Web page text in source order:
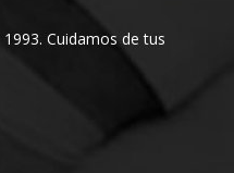
Cuidamos de tus